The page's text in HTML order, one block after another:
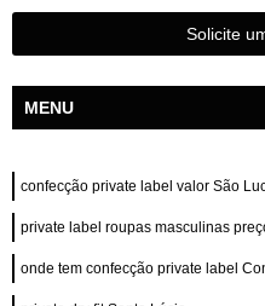
Solicite
MENU
confecção private label valor São
private label roupas masculinas
onde tem confecção private label